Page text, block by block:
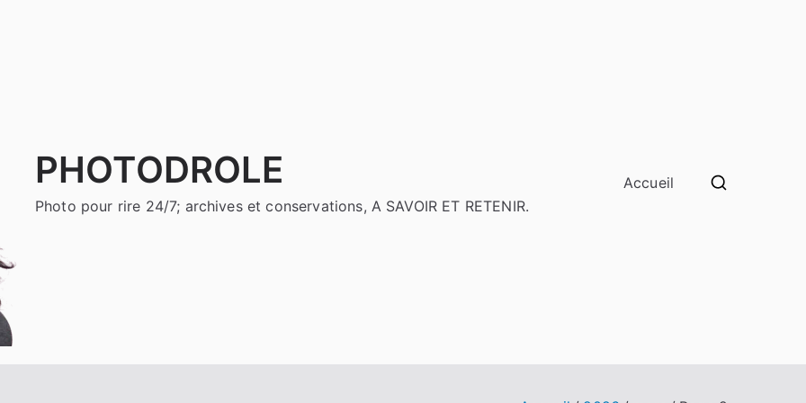
PHOTODROLE
Photo pour rire 24/7; archives et conservations, A SAVOIR ET RETENIR.
Accueil